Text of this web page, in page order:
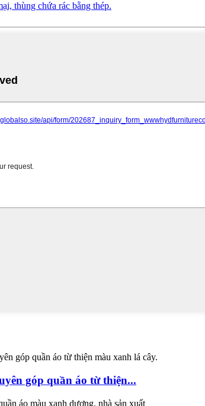
thùng chứa rác bằng thép.
góp quần áo từ thiện...